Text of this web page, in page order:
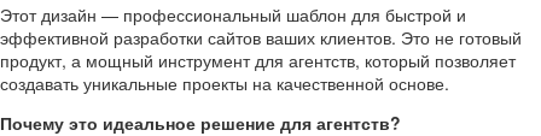
Этот дизайн — профессиональный шаблон для быстрой и
эффективной разработки сайтов ваших клиентов. Это не готовый
продукт, а мощный инструмент для агентств, который позволяет
создавать уникальные проекты на качественной основе.
Почему это идеальное решение для агентств?